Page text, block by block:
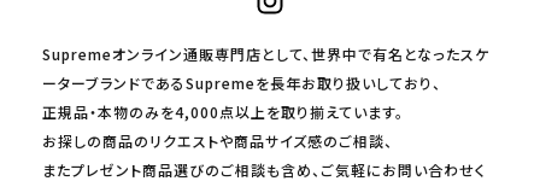
Supremeオンライン通販専門店として、世界中で有名となったスケ
ーターブランドであるSupremeを長年お取り扱いしており、
正規品・本物のみを4,000点以上を取り揃えています。
お探しの商品のリクエストや商品サイズ感のご相談、
またプレゼント商品選びのご相談も含め、ご気軽にお問い合わせく